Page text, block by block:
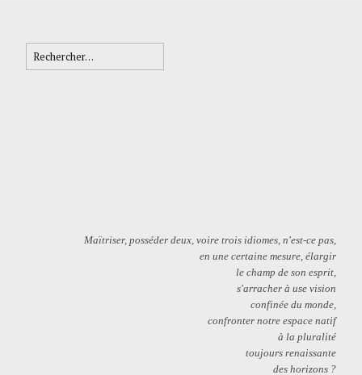
Rechercher :
Maïtriser, posséder deux, voire trois idiomes, n'est-ce pas,
en une certaine mesure, élargir
le champ de son esprit,
s'arracher à use vision
confinée du monde,
confronter notre espace natif
à la pluralité
toujours renaissante
des horizons ?